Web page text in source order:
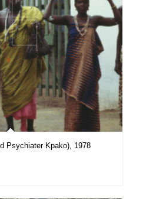
Psychiater Kpako), 1978